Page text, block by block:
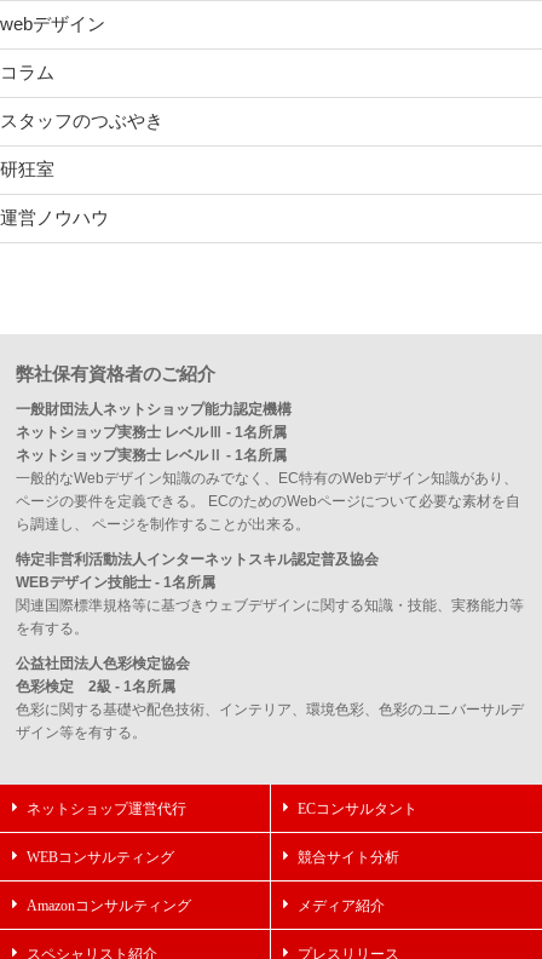
webデザイン
コラム
スタッフのつぶやき
研狂室
運営ノウハウ
弊社保有資格者のご紹介
一般財団法人ネットショップ能力認定機構
ネットショップ実務士 レベルⅢ - 1名所属
ネットショップ実務士 レベルⅡ - 1名所属
一般的なWebデザイン知識のみでなく、EC特有のWebデザイン知識があり、
ページの要件を定義できる。 ECのためのWebページについて必要な素材を自
ら調達し、 ページを制作することが出来る。
特定非営利活動法人インターネットスキル認定普及協会
WEBデザイン技能士 - 1名所属
関連国際標準規格等に基づきウェブデザインに関する知識・技能、実務能力等
を有する。
公益社団法人色彩検定協会
色彩検定 2級 - 1名所属
色彩に関する基礎や配色技術、インテリア、環境色彩、色彩のユニバーサルデ
ザイン等を有する。
ネットショップ運営代行 ECコンサルタント
WEBコンサルティング 競合サイト分析
Amazonコンサルティング メディア紹介
スペシャリスト紹介 プレスリリース